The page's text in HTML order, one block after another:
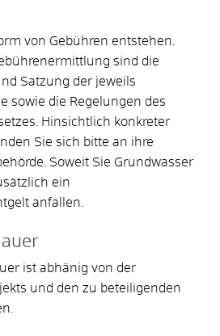
von Gebühren entstehen.
sind die
Satzung der jeweils
sowie die Regelungen des
Hinsichtlich konkreter
Sie sich bitte an ihre
Soweit Sie Grundwasser
ein
anfallen.
ist abhänig von der
und den zu beteiligenden